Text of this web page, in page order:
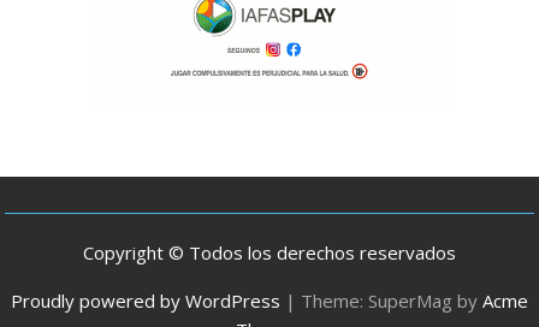
Copyright © Todos los derechos reservados
Proudly powered by WordPress | Theme: SuperMag by Acme